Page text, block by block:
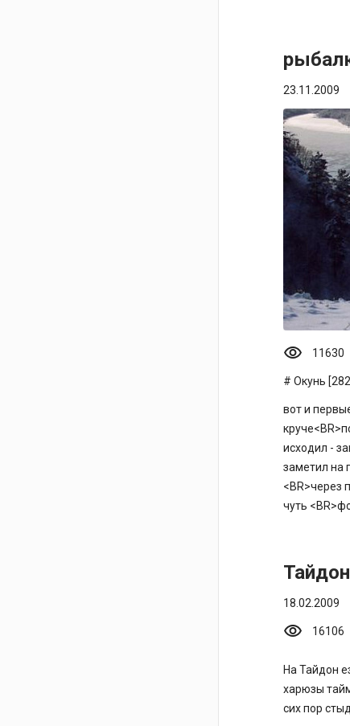
23.11.2009
visibility 11630
Окунь
вот и
исходил -
заметил на
<BR>через
чуть
Тайдон
18.02.2009
visibility 16106
На Тайдон
харюзы
сих пор